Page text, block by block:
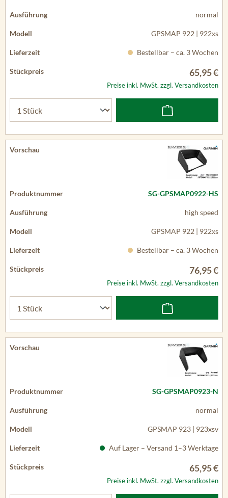
normal
GPSMAP 922 | 922xs
Bestellbar – ca. 3 Wochen
65,95 €
Preise inkl. MwSt. zzgl. Versandkosten
SG-GPSMAP0922-HS
high speed
GPSMAP 922 | 922xs
Bestellbar – ca. 3 Wochen
76,95 €
Preise inkl. MwSt. zzgl. Versandkosten
SG-GPSMAP0923-N
normal
GPSMAP 923 | 923xsv
Auf Lager – Versand 1–3 Werktage
65,95 €
Preise inkl. MwSt. zzgl. Versandkosten